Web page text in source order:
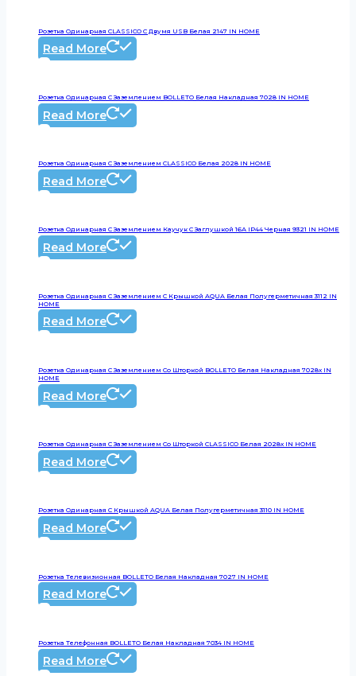
Розетка Одинарная CLASSICO С Двумя USB Белая 2147 IN HOME
Read More
Розетка Одинарная С Заземлением BOLLETO Белая Накладная 7028 IN HOME
Read More
Розетка Одинарная С Заземлением CLASSICO Белая 2028 IN HOME
Read More
Розетка Одинарная С Заземлением Каучук С Заглушкой 16А IP44 Черная 9321 IN HOME
Read More
Розетка Одинарная С Заземлением С Крышкой AQUA Белая Полугерметичная 3112 IN
HOME
Read More
Розетка Одинарная С Заземлением Со Шторкой BOLLETO Белая Накладная 7028х IN
HOME
Read More
Розетка Одинарная С Заземлением Со Шторкой CLASSICO Белая 2028x IN HOME
Read More
Розетка Одинарная С Крышкой AQUA Белая Полугерметичная 3110 IN HOME
Read More
Розетка Телевизионная BOLLETO Белая Накладная 7027 IN HOME
Read More
Розетка Телефонная BOLLETO Белая Накладная 7034 IN HOME
Read More